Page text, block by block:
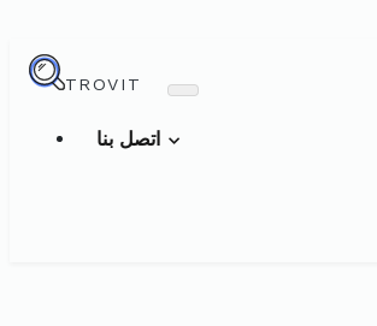
TROVIT